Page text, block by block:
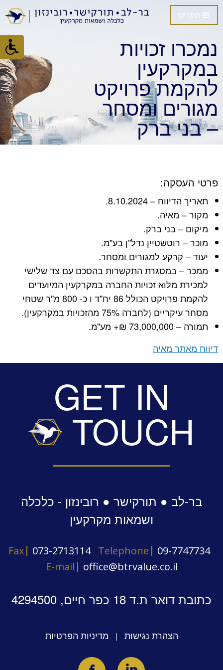
נמכרו זכויות
במקרקעין
להקמת פרויקט
מגורים ומסחר
– בני ברק
פרטי העסקה:
תאריך הדיווח – 8.10.2024.
מקור – מאיה.
מיקום – בני ברק.
מוכר – רוטשטיין נדל"ן בע"מ.
יעוד – קרקע למגורים ומסחר.
ממכר – במסגרת התקשרות בהסכם עם צד שלישי
למכירת מלוא זכויות החברה במקרקעין המיועדים
להקמת פרויקט הכולל 86 יח"ד ו כ- 800 מ"ר שטחי
מסחר עיקריים (לחברה 75% מהזכויות במקרקעין).
תמורה – 73,000,000 ₪+ מע"מ.
דיווח מאתר מאיה
GET IN
TOUCH
בר-לב ● תורקישר ● רובינזון - כלכלה
ושמאות מקרקעין
Fax 073-2713114 Telephone
09-7747734
E-mail
office@btrvalue.co.il
כתובת דואר ת.ד 18 כפר חיים, 4294500
הצהרת נגישות | מדיניות הפרטיות